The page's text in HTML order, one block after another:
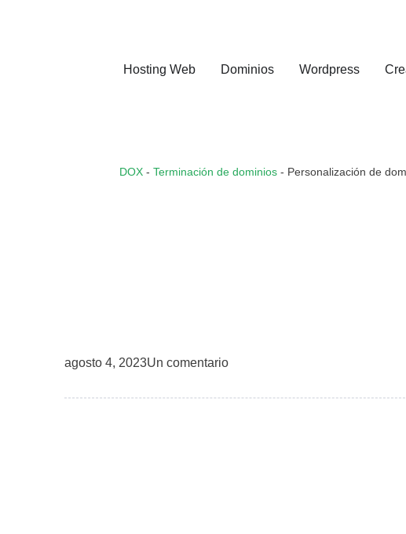
Hosting Web Dominios Wordpress
DOX -Terminación de dominios - Personalización de
agosto 4, 2023Un comentario